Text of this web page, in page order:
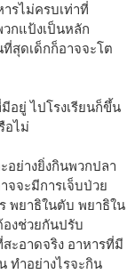
รไม่ครบเท่าที่
วกแป้งเป็นหลัก
สุดเด็กก็อาจจะโต
อยู่ ไปโรงเรียนก็ขึ้น
อไม่
อย่างยิ่งกินพวกปลา
จจะมีการเจ็บป่วย
พยาธิในตับ พยาธิใน
งช่วยกันปรับ
ะอาดจริง อาหารที่มี
ทำอย่างไรจะกิน